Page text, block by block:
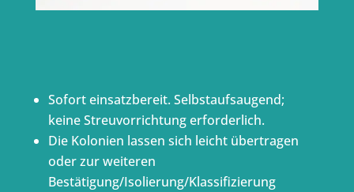
Sofort einsatzbereit. Selbstaufsaugend;
keine Streuvorrichtung erforderlich.
Die Kolonien lassen sich leicht übertragen
oder zur weiteren
Bestätigung/Isolierung/Klassifizierung